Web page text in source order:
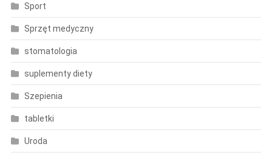
Sport
Sprzęt medyczny
stomatologia
suplementy diety
Szepienia
tabletki
Uroda